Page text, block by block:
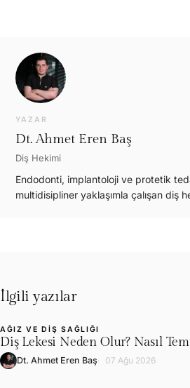
YAZAR
Dt. Ahmet Eren Baş
Diş Hekimi
Endodonti, implantoloji ve protetik
multidisipliner yaklaşımla çalışan diş
İlgili yazılar
L
AĞIZ VE DIŞ SAĞLIĞI
Diş Lekesi Neden Olur? Nasıl
Dt. Ahmet Eren Baş 07 Ağu 2026